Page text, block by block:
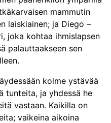
mammutin
laiskiainen; ja Diego –
joka kohtaa ihmislapsen
palauttaakseen sen
kolme ystävää
tunteita, ja yhdessä he
vastaan. Kaikilla on
vaikeina aikoina